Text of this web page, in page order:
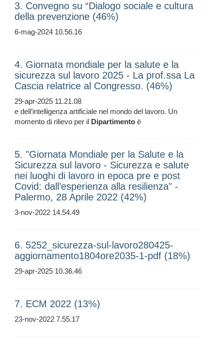
3. Convegno su “Dialogo sociale e cultura
della prevenzione (46%)
6-mag-2024 10.56.16
4. Giornata mondiale per la salute e la
sicurezza sul lavoro 2025 - La prof.ssa La
Cascia relatrice al Congresso. (46%)
29-apr-2025 11.21.08
e dell’intelligenza artificiale nel mondo del lavoro. Un
momento di rilievo per il Dipartimento è
5. "Giornata Mondiale per la Salute e la
Sicurezza sul lavoro - Sicurezza e salute
nei luoghi di lavoro in epoca pre e post
Covid: dall’esperienza alla resilienza" -
Palermo, 28 Aprile 2022 (42%)
3-nov-2022 14.54.49
6. 5252_sicurezza-sul-lavoro280425-
aggiornamento1804ore2035-1-pdf (18%)
29-apr-2025 10.36.46
7. ECM 2022 (13%)
23-nov-2022 7.55.17